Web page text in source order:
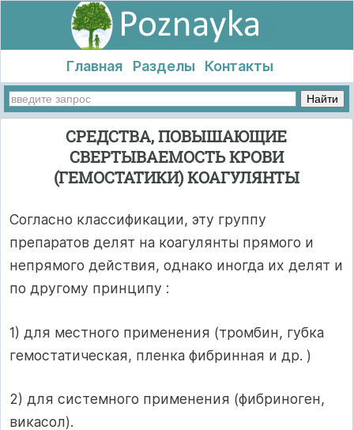
Главная Разделы Контакты
СРЕДСТВА, ПОВЫШАЮЩИЕ
СВЕРТЫВАЕМОСТЬ КРОВИ
(ГЕМОСТАТИКИ) КОАГУЛЯНТЫ
Согласно классификации, эту группу
препаратов делят на коагулянты прямого и
непрямого действия, однако иногда их делят и
по другому принципу :
1) для местного применения (тромбин, губка
гемостатическая, пленка фибринная и др. )
2) для системного применения (фибриноген,
викасол).